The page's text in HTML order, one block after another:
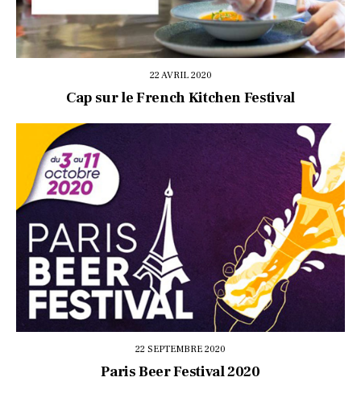
22 AVRIL 2020
Cap sur le French Kitchen Festival
22 SEPTEMBRE 2020
Paris Beer Festival 2020